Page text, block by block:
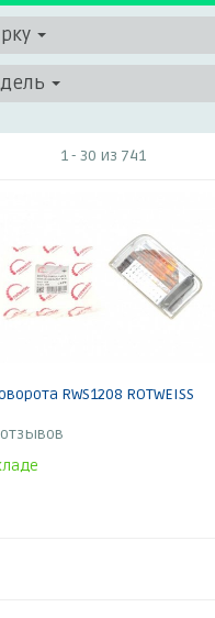
1 - 30 из 741
RWS1208 ROTWEISS